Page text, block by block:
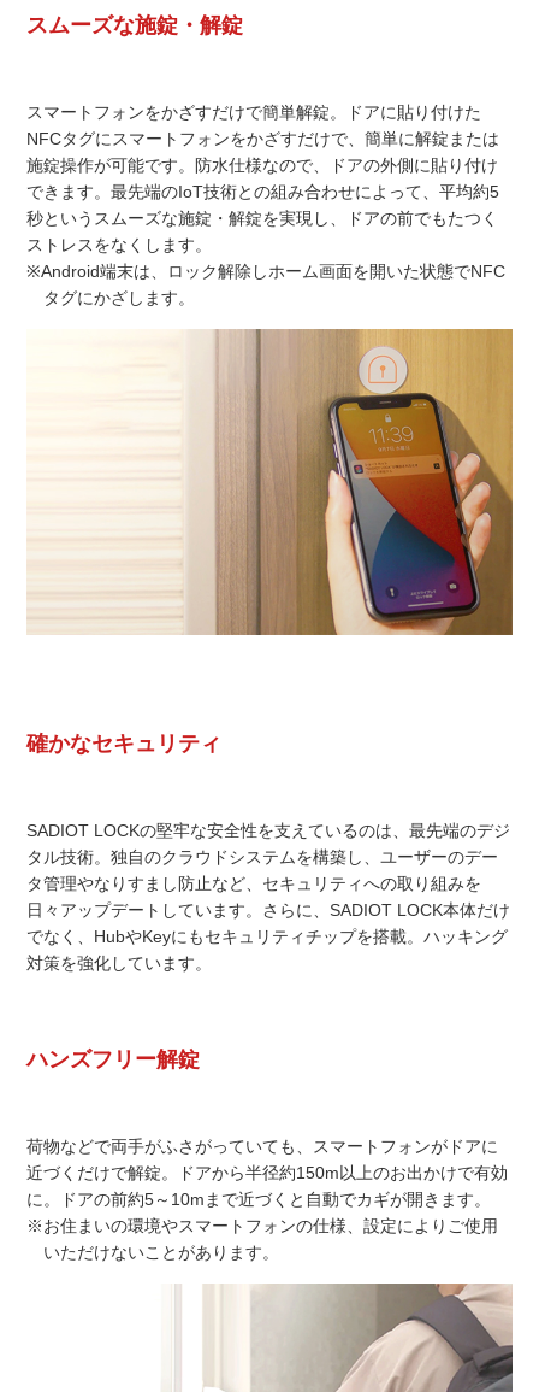
スムーズな施錠・解錠
スマートフォンをかざすだけで簡単解錠。ドアに貼り付けた
NFCタグにスマートフォンをかざすだけで、簡単に解錠または
施錠操作が可能です。防水仕様なので、ドアの外側に貼り付け
できます。最先端のIoT技術との組み合わせによって、平均約5
秒というスムーズな施錠・解錠を実現し、ドアの前でもたつく
ストレスをなくします。
※Android端末は、ロック解除しホーム画面を開いた状態でNFC
タグにかざします。
確かなセキュリティ
SADIOT LOCKの堅牢な安全性を支えているのは、最先端のデジ
タル技術。独自のクラウドシステムを構築し、ユーザーのデー
タ管理やなりすまし防止など、セキュリティへの取り組みを
日々アップデートしています。さらに、SADIOT LOCK本体だけ
でなく、HubやKeyにもセキュリティチップを搭載。ハッキング
対策を強化しています。
ハンズフリー解錠
荷物などで両手がふさがっていても、スマートフォンがドアに
近づくだけで解錠。ドアから半径約150m以上のお出かけで有効
に。ドアの前約5～10mまで近づくと自動でカギが開きます。
※お住まいの環境やスマートフォンの仕様、設定によりご使用
いただけないことがあります。